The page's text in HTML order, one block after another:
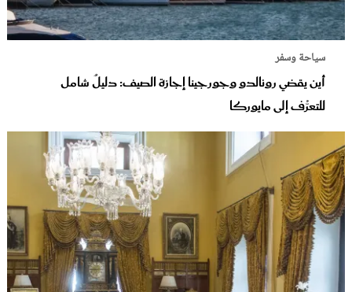
سياحة وسفر
أين يقضي رونالدو وجورجينا إجازة الصيف: دليلٌ شامل
للتعرُّف إلى مايوركا